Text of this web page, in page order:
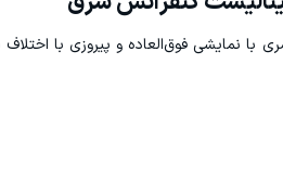
با نمایشی فوق‌العاده و پیروزی با